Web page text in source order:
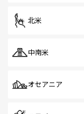
北米
中南米
オセアニア